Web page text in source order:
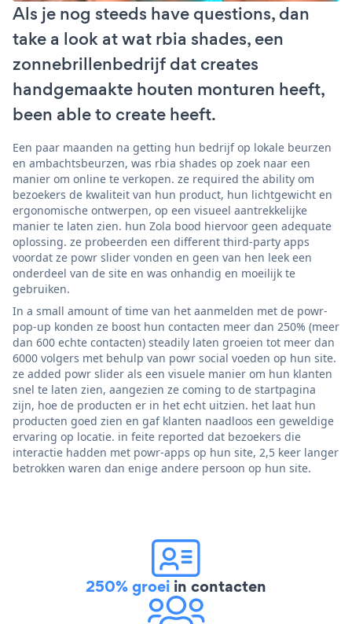
Als je nog steeds have questions, dan
take a look at wat rbia shades, een
zonnebrillenbedrijf dat creates
handgemaakte houten monturen heeft,
been able to create heeft.
Een paar maanden na getting hun bedrijf op lokale beurzen
en ambachtsbeurzen, was rbia shades op zoek naar een
manier om online te verkopen. ze required the ability om
bezoekers de kwaliteit van hun product, hun lichtgewicht en
ergonomische ontwerpen, op een visueel aantrekkelijke
manier te laten zien. hun Zola bood hiervoor geen adequate
oplossing. ze probeerden een different third-party apps
voordat ze powr slider vonden en geen van hen leek een
onderdeel van de site en was onhandig en moeilijk te
gebruiken.
In a small amount of time van het aanmelden met de powr-
pop-up konden ze boost hun contacten meer dan 250% (meer
dan 600 echte contacten) steadily laten groeien tot meer dan
6000 volgers met behulp van powr social voeden op hun site.
ze added powr slider als een visuele manier om hun klanten
snel te laten zien, aangezien ze coming to de startpagina
zijn, hoe de producten er in het echt uitzien. het laat hun
producten goed zien en gaf klanten naadloos een geweldige
ervaring op locatie. in feite reported dat bezoekers die
interactie hadden met powr-apps op hun site, 2,5 keer langer
betrokken waren dan enige andere persoon op hun site.
250% groei in contacten